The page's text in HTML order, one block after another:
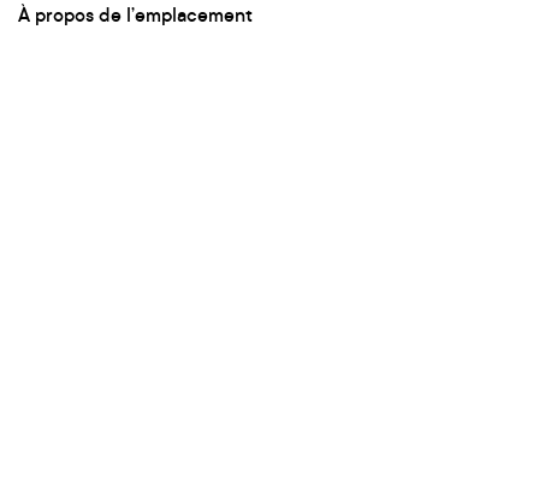
À propos de l’emplacement